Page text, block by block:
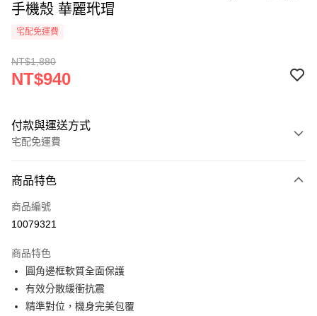
手機殼 華麗玳瑁
宅配免運費
NT$1,880
NT$940
付款與運送方式
宅配免運費
icash Pay
信用卡一次付款
3 期 0 利率 每期NT$313
合作金庫商業銀行
華南商業銀行
6 期 0 利率 每期
合作金庫商業銀行
12 期 0 利率 每期NT$78
商品特色
商品編號
10079321
商品特色
圓角邊框軟質全面保護
有效分散緩衝抗震
精準對位，機身完美包覆